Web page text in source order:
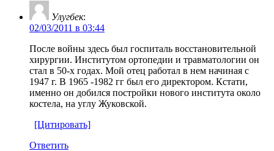
Улугбек:
02/03/2011 в 03:44
После войны здесь был госпиталь восстановительной
хирургии. Институтом ортопедии и травматологии он
стал в 50-х годах. Мой отец работал в нем начиная с
1947 г. В 1965 -1982 гг был его директором. Кстати,
именно он добился постройки нового института около
костела, на углу Жуковской.
[Цитировать]
Ответить